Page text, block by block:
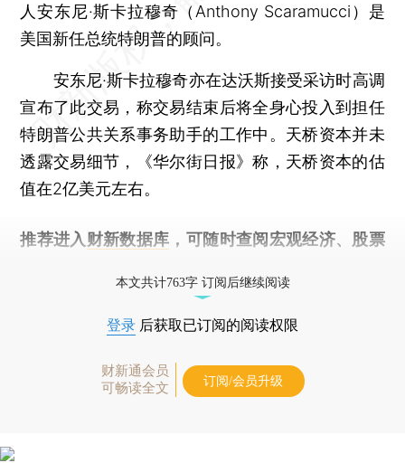
人安东尼·斯卡拉穆奇（Anthony Scaramucci）是
美国新任总统特朗普的顾问。
安东尼·斯卡拉穆奇亦在达沃斯接受采访时高调
宣布了此交易，称交易结束后将全身心投入到担任
特朗普公共关系事务助手的工作中。天桥资本并未
透露交易细节，《华尔街日报》称，天桥资本的估
值在2亿美元左右。
推荐进入 财新数据库 ，可随时查阅宏观经济、股票
本文共计763字 订阅后继续阅读
登录 后获取已订阅的阅读权限
财新通会员
可畅读全文
订阅/会员升级